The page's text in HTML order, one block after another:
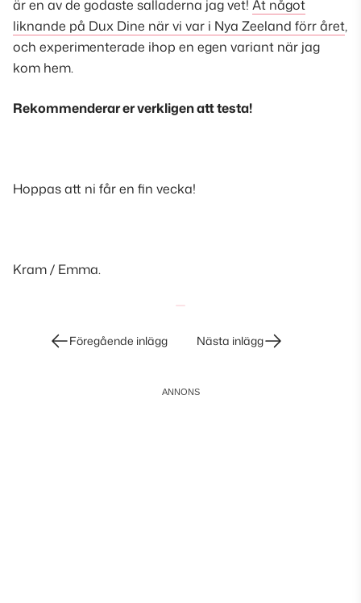
är en av de godaste salladerna jag vet! Åt något
liknande på Dux Dine när vi var i Nya Zeeland förr året,
och experimenterade ihop en egen variant när jag
kom hem.
Rekommenderar er verkligen att testa!
Hoppas att ni får en fin vecka!
Kram / Emma.
InläggsnavigeringFöregående inlägg Nästa inlägg